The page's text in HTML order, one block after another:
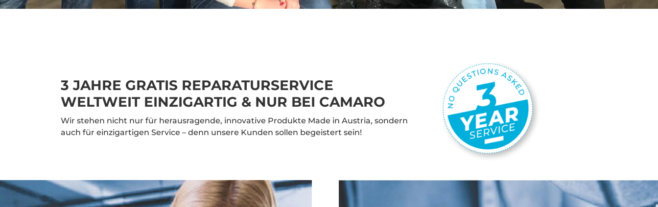
3 JAHRE GRATIS REPARATURSERVICE
WELTWEIT EINZIGARTIG & NUR BEI CAMARO
Wir stehen nicht nur für herausragende, innovative Produkte Made in Austria, sondern
auch für einzigartigen Service – denn unsere Kunden sollen begeistert sein!